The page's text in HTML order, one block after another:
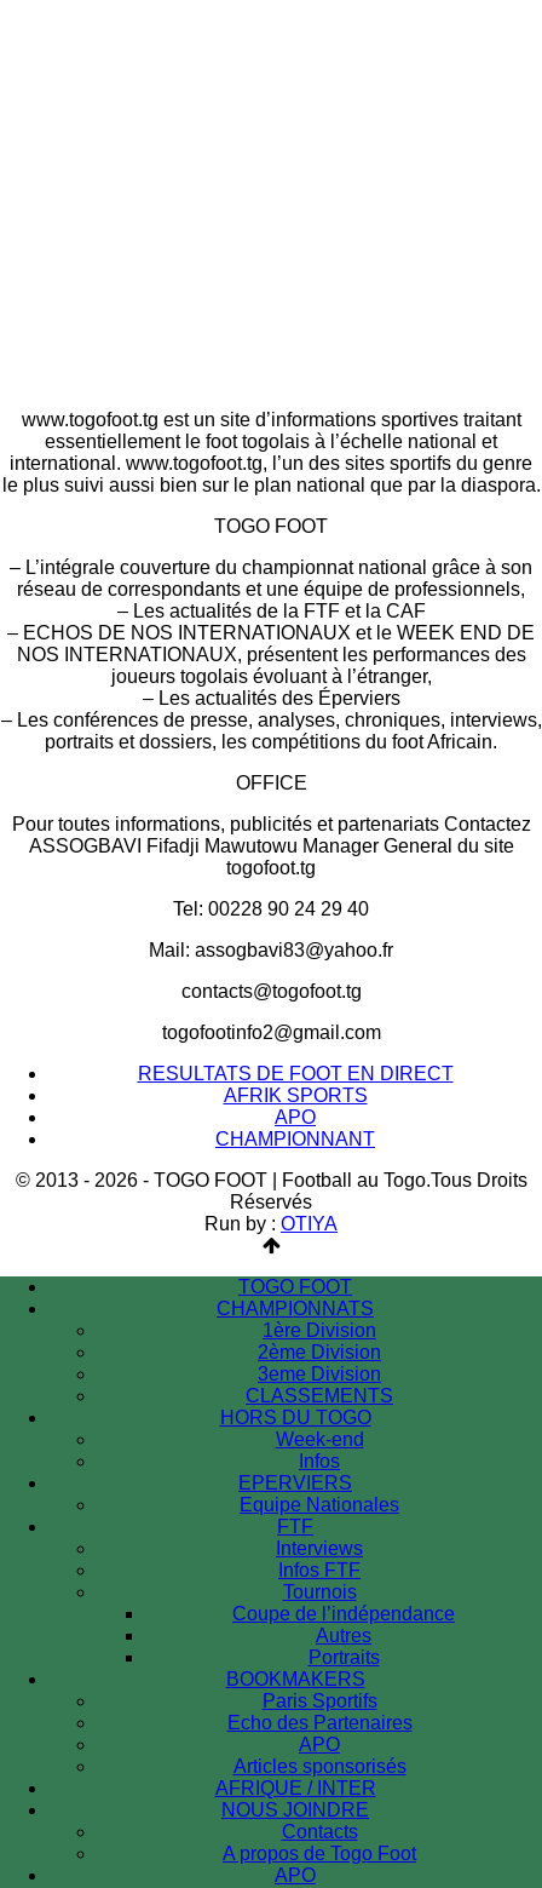
www.togofoot.tg est un site d’informations sportives traitant
essentiellement le foot togolais à l’échelle national et
international. www.togofoot.tg, l’un des sites sportifs du genre
le plus suivi aussi bien sur le plan national que par la diaspora.
TOGO FOOT
– L’intégrale couverture du championnat national grâce à son
réseau de correspondants et une équipe de professionnels,
– Les actualités de la FTF et la CAF
– ECHOS DE NOS INTERNATIONAUX et le WEEK END DE
NOS INTERNATIONAUX, présentent les performances des
joueurs togolais évoluant à l’étranger,
– Les actualités des Éperviers
– Les conférences de presse, analyses, chroniques, interviews,
portraits et dossiers, les compétitions du foot Africain.
OFFICE
Pour toutes informations, publicités et partenariats Contactez
ASSOGBAVI Fifadji Mawutowu Manager General du site
togofoot.tg
Tel: 00228 90 24 29 40
Mail: assogbavi83@yahoo.fr
contacts@togofoot.tg
togofootinfo2@gmail.com
RESULTATS DE FOOT EN DIRECT
AFRIK SPORTS
APO
CHAMPIONNANT
© 2013 - 2026 - TOGO FOOT | Football au Togo.Tous Droits
Réservés
Run by : OTIYA
TOGO FOOT
CHAMPIONNATS
1ère Division
2ème Division
3eme Division
CLASSEMENTS
HORS DU TOGO
Week-end
Infos
EPERVIERS
Equipe Nationales
FTF
Interviews
Infos FTF
Tournois
Coupe de l’indépendance
Autres
Portraits
BOOKMAKERS
Paris Sportifs
Echo des Partenaires
APO
Articles sponsorisés
AFRIQUE / INTER
NOUS JOINDRE
Contacts
A propos de Togo Foot
APO